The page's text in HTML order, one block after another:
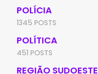
POLÍCIA
1345 POSTS
POLÍTICA
451 POSTS
REGIÃO SUDOESTE